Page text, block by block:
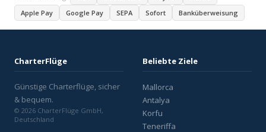
Apple Pay
Google Pay SEPA Sofort Banküberweisung
CharterFlüge
Günstige Charterflüge, sicher
& bequem.
© 2026 CharterFlüge GmbH,
Deutschland
Beliebte Ziele
Mallorca
Antalya
Korfu
Teneriffa